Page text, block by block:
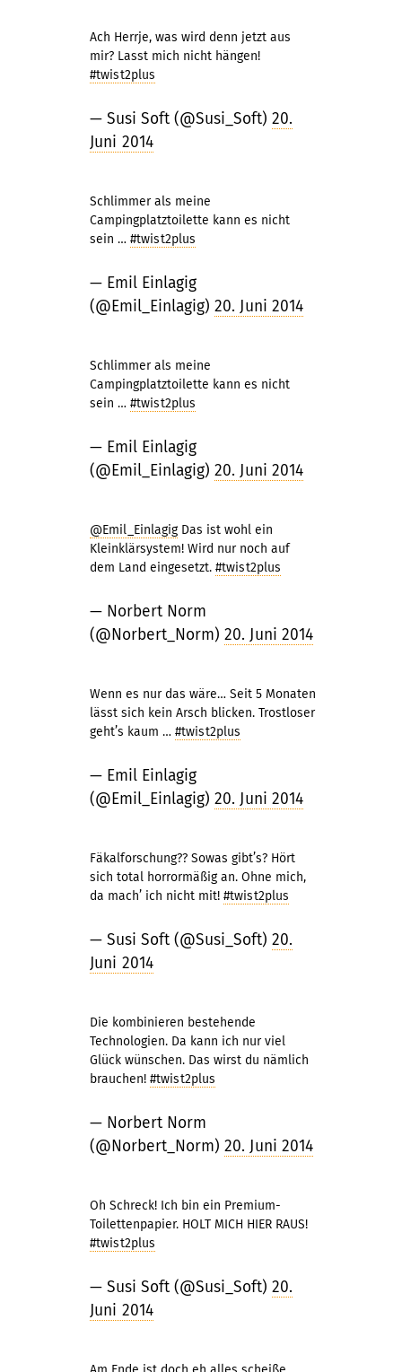
Ach Herrje, was wird denn jetzt aus
mir? Lasst mich nicht hängen!
#twist2plus
— Susi Soft (@Susi_Soft) 20.
Juni 2014
Schlimmer als meine
Campingplatztoilette kann es nicht
sein … #twist2plus
— Emil Einlagig
(@Emil_Einlagig) 20. Juni 2014
Schlimmer als meine
Campingplatztoilette kann es nicht
sein … #twist2plus
— Emil Einlagig
(@Emil_Einlagig) 20. Juni 2014
@Emil_Einlagig Das ist wohl ein
Kleinklärsystem! Wird nur noch auf
dem Land eingesetzt. #twist2plus
— Norbert Norm
(@Norbert_Norm) 20. Juni 2014
Wenn es nur das wäre… Seit 5 Monaten
lässt sich kein Arsch blicken. Trostloser
geht’s kaum … #twist2plus
— Emil Einlagig
(@Emil_Einlagig) 20. Juni 2014
Fäkalforschung?? Sowas gibt’s? Hört
sich total horrormäßig an. Ohne mich,
da mach’ ich nicht mit! #twist2plus
— Susi Soft (@Susi_Soft) 20.
Juni 2014
Die kombinieren bestehende
Technologien. Da kann ich nur viel
Glück wünschen. Das wirst du nämlich
brauchen! #twist2plus
— Norbert Norm
(@Norbert_Norm) 20. Juni 2014
Oh Schreck! Ich bin ein Premium-
Toilettenpapier. HOLT MICH HIER RAUS!
#twist2plus
— Susi Soft (@Susi_Soft) 20.
Juni 2014